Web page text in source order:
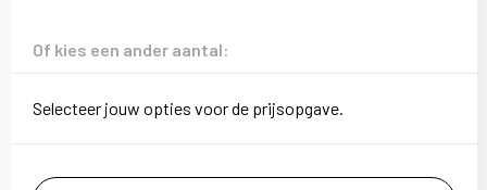
T-Shirts
Veiligheidsvesten en Veiligheidshesjes
Of kies een ander aantal:
Selecteer jouw opties voor de prijsopgave.